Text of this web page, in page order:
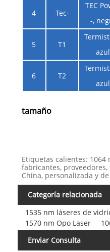
4 Tec-
TEC
-,
5 T1
azul
6
T2
azul
tamaño
Etiquetas calientes: 1064
fabricantes,
China, personalizada y
Categoría relacionada
1535 nm láseres de
1570 nm Opo Laser
Enviar Consulta